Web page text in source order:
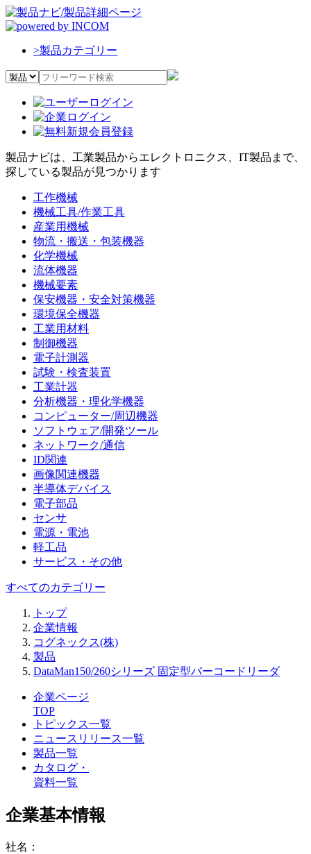
>製品カテゴリー
製品ナビは、工業製品からエレクトロニクス、IT製品まで、
探している製品が見つかります
工作機械
機械工具/作業工具
産業用機械
物流・搬送・包装機器
化学機械
流体機器
機械要素
保安機器・安全対策機器
環境保全機器
工業用材料
制御機器
電子計測器
試験・検査装置
工業計器
分析機器・理化学機器
コンピューター/周辺機器
ソフトウェア/開発ツール
ネットワーク/通信
ID関連
画像関連機器
半導体デバイス
電子部品
センサ
電源・電池
軽工品
サービス・その他
すべてのカテゴリー
トップ
企業情報
コグネックス(株)
製品
DataMan150/260シリーズ 固定型バーコードリーダ
企業ページ
TOP
トピックス一覧
ニュースリリース一覧
製品一覧
カタログ・
資料一覧
企業基本情報
社名：